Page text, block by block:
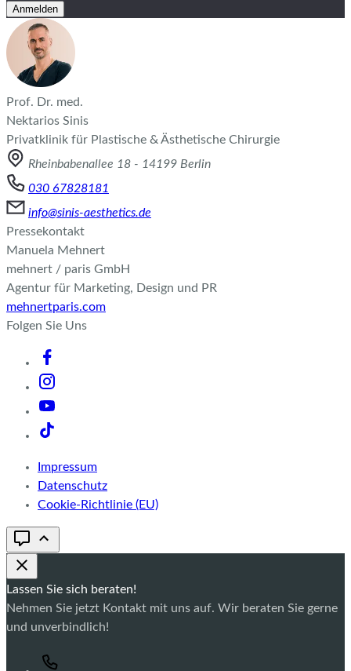
Anmelden
Prof. Dr. med.
Nektarios Sinis
Privatklinik für Plastische & Ästhetische Chirurgie
Rheinbabenallee 18 - 14199 Berlin
030 67828181
info@sinis-aesthetics.de
Pressekontakt
Manuela Mehnert
mehnert / paris GmbH
Agentur für Marketing, Design und PR
mehnertparis.com
Folgen Sie Uns
Impressum
Datenschutz
Cookie-Richtlinie (EU)
Lassen Sie sich beraten!
Nehmen Sie jetzt Kontakt mit uns auf. Wir beraten Sie gerne
und unverbindlich!